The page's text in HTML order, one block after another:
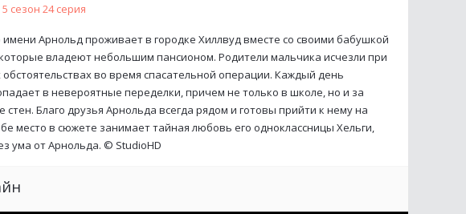
5 сезон 24 серия
Арнольд проживает в городке Хиллвуд вместе со своими бабушкой
владеют небольшим пансионом. Родители мальчика исчезли при
во время спасательной операции. Каждый день
в невероятные переделки, причем не только в школе, но и за
стен. Благо друзья Арнольда всегда рядом и готовы прийти к нему на
место в сюжете занимает тайная любовь его одноклассницы Хельги,
ума от Арнольда. © StudioHD